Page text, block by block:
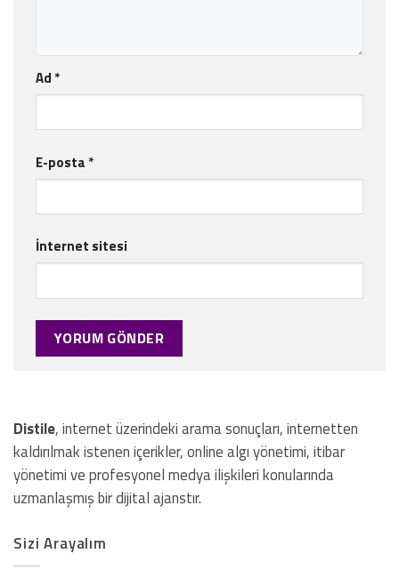
Ad *
E-posta *
İnternet sitesi
Distile, internet üzerindeki arama sonuçları, internetten
kaldırılmak istenen içerikler, online algı yönetimi, itibar
yönetimi ve profesyonel medya ilişkileri konularında
uzmanlaşmış bir dijital ajanstır.
Sizi Arayalım